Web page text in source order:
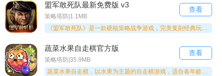
盟军敢死队最新免费版 v3
策略塔防|1.1MB
《盟军敢死队》是一款硬核策略战争游戏，完美复刻经典玩法，对玩家的战术思维与临场应变能力提出极高要求。玩家将化身精英指挥官，统领多名各怀绝技的敢死队员，深入敌后执行高风险特种作战任务。游戏关卡设计精妙丰富，覆盖丛林、雪地、城市、要塞等多元战场环境，玩家需巧妙运用角色技能、地形掩体与时间差，制定并动态调整周密作战计划，方可赢得胜利！
查看
蔬菜水果自走棋官方版
策略塔防|35.9MB
蔬菜水果自走棋，以水果为主题的自走棋游戏，适合各年龄段玩家。每种蔬菜水果都有独特属性，不同果蔬搭配作战，玩法内容十分丰富。通过策略搭配提升实力，关卡数量充足，采用卡通风格画面，阵容可自由定义，快来体验吧~
查看